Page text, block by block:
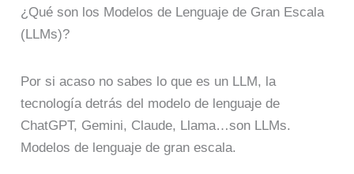
¿Qué son los Modelos de Lenguaje de Gran Escala
(LLMs)?
Por si acaso no sabes lo que es un LLM, la
tecnología detrás del modelo de lenguaje de
ChatGPT, Gemini, Claude, Llama…son LLMs.
Modelos de lenguaje de gran escala.